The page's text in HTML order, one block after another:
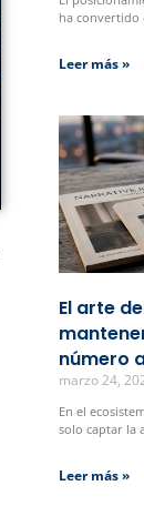
ha convertido
Leer más »
El arte
número
marzo 24,
En el
solo captar la
Leer más »